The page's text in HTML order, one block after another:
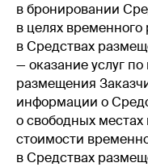
в бронировании
в целях
в Средствах
— оказание услуг
размещения
информации о
о свободных
стоимости
в Средствах